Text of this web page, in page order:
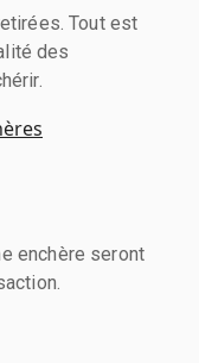
Tout est
des
enchère seront